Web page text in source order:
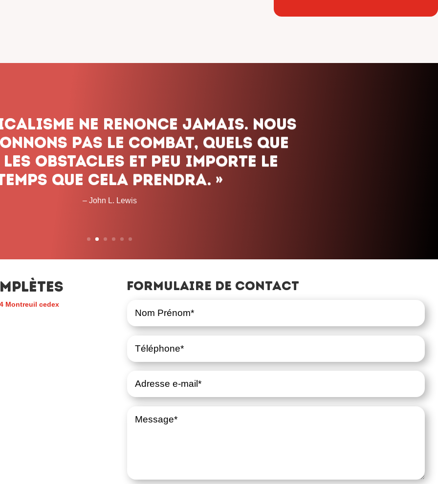
ne renonce jamais. Nous
pas le combat, quels que
obstacles et peu importe le
que cela prendra. »
– John L. Lewis
Montreuil cedex
Formulaire de contact